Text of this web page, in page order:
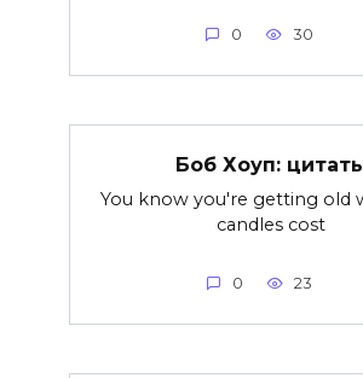
0 30
Боб Хоуп:
You know you're getting old
candles cost
0 23